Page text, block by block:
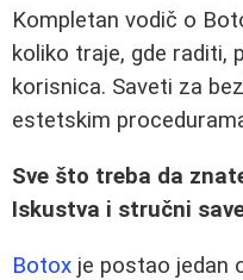
Kompletan vodič o
koliko traje, gde raditi,
korisnica. Saveti za
estetskim
Sve što treba da
Iskustva i stručni
Botox je postao jedan